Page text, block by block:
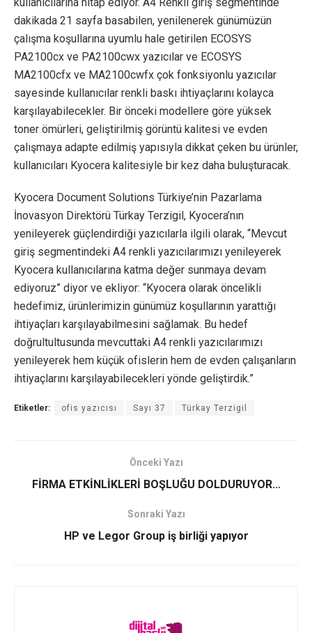
dakikada 21 sayfa basabilen, yenilenerek günümüzün
çalışma koşullarına uyumlu hale getirilen ECOSYS
PA2100cx ve PA2100cwx yazıcılar ve ECOSYS
MA2100cfx ve MA2100cwfx çok fonksiyonlu yazıcılar
sayesinde kullanıcılar renkli baskı ihtiyaçlarını kolayca
karşılayabilecekler. Bir önceki modellere göre yüksek
toner ömürleri, geliştirilmiş görüntü kalitesi ve evden
çalışmaya adapte edilmiş yapısıyla dikkat çeken bu ürünler,
kullanıcıları Kyocera kalitesiyle bir kez daha buluşturacak.
Kyocera Document Solutions Türkiye’nin Pazarlama
İnovasyon Direktörü Türkay Terzigil, Kyocera’nın
yenileyerek güçlendirdiği yazıcılarla ilgili olarak, “Mevcut
giriş segmentindeki A4 renkli yazıcılarımızı yenileyerek
Kyocera kullanıcılarına katma değer sunmaya devam
ediyoruz” diyor ve ekliyor: “Kyocera olarak öncelikli
hedefimiz, ürünlerimizin günümüz koşullarının yarattığı
ihtiyaçları karşılayabilmesini sağlamak. Bu hedef
doğrultultusunda mevcuttaki A4 renkli yazıcılarımızı
yenileyerek hem küçük ofislerin hem de evden çalışanların
ihtiyaçlarını karşılayabilecekleri yönde geliştirdik.”
Etiketler: ofis yazıcısı Sayı 37 Türkay Terzigil
Önceki Yazı
FİRMA ETKİNLİKLERİ BOŞLUĞU DOLDURUYOR...
Sonraki Yazı
HP ve Legor Group iş birliği yapıyor